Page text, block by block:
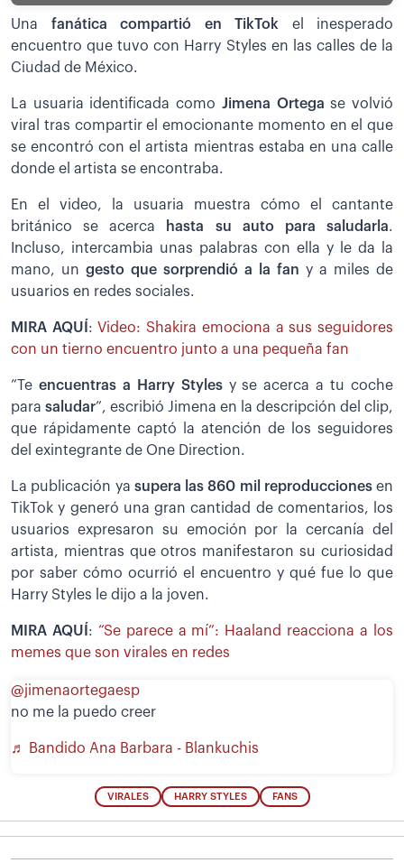
Una fanática compartió en TikTok el inesperado
encuentro que tuvo con Harry Styles en las calles de la
Ciudad de México.
La usuaria identificada como Jimena Ortega se volvió
viral tras compartir el emocionante momento en el que
se encontró con el artista mientras estaba en una calle
donde el artista se encontraba.
En el video, la usuaria muestra cómo el cantante
británico se acerca
hasta su auto para saludarla.
Incluso, intercambia unas palabras con ella y le da la
mano, un gesto que sorprendió a la fan y a miles de
usuarios en redes sociales.
MIRA AQUÍ : Video: Shakira emociona a sus seguidores
con un tierno encuentro junto a una pequeña fan
”Te encuentras a Harry Styles y se acerca a tu coche
para saludar”, escribió Jimena en la descripción del clip,
que rápidamente captó la atención de los seguidores
del exintegrante de One Direction.
La publicación ya supera las 860 mil reproduccionesen
TikTok y generó una gran cantidad de comentarios, los
usuarios expresaron su emoción por la cercanía del
artista, mientras que otros manifestaron su curiosidad
por saber cómo ocurrió el encuentro y qué fue lo que
Harry Styles le dijo a la joven.
MIRA AQUÍ : “Se parece a mí”: Haaland reacciona a los
memes que son virales en redes
@jimenaortegaesp
no me la puedo creer
♬ Bandido Ana Barbara - Blankuchis
VIRALES HARRY STYLES FANS